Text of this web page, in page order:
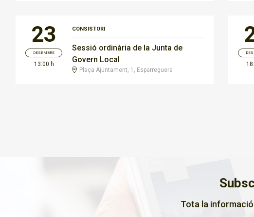
23
DESEMBRE
13:00 h
CONSISTORI
Sessió ordinària de la Junta de
Govern Local
Plaça Ajuntament, 1, Esparreguera
Tota la